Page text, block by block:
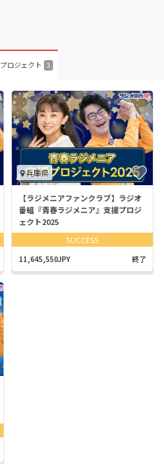
プロジェクト 3
兵庫県
【ラジメニアファンクラブ】ラジオ
番組『青春ラジメニア』支援プロジ
ェクト2025
SUCCESS
11,645,550JPY 終了